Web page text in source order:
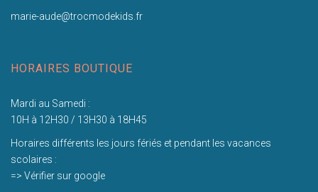
marie-aude@trocmodekids.fr
HORAIRES BOUTIQUE
Mardi au Samedi :
10H à 12H30 / 13H30 à 18H45
Horaires différents les jours fériés et pendant les vacances
scolaires :
=> Vérifier sur google